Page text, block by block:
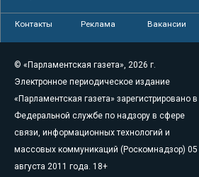
Контакты Реклама Вакансии
© «Парламентская газета», 2026 г.
Электронное периодическое издание
«Парламентская газета» зарегистрировано в
Федеральной службе по надзору в сфере
связи, информационных технологий и
массовых коммуникаций (Роскомнадзор) 05
августа 2011 года. 18+